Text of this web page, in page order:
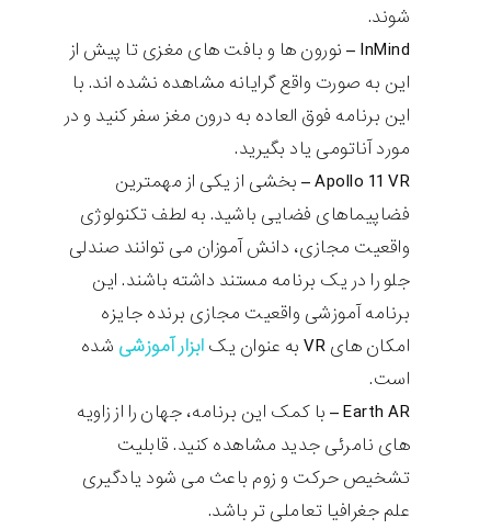
شوند.
InMind – نورون ها و بافت های مغزی تا پیش از
این به صورت واقع گرایانه مشاهده نشده اند. با
این برنامه فوق العاده به درون مغز سفر کنید و در
مورد آناتومی یاد بگیرید.
Apollo 11 VR– بخشی از یکی از مهمترین
فضاپیماهای فضایی باشید. به لطف تکنولوژی
واقعیت مجازی، دانش آموزان می توانند صندلی
جلو را در یک برنامه مستند داشته باشند. این
برنامه آموزشی واقعیت مجازی برنده جایزه
امکان های VR به عنوان یک ابزار آموزشی شده
است.
Earth AR– با کمک این برنامه، جهان را از زاویه
های نامرئی جدید مشاهده کنید. قابلیت
تشخیص حرکت و زوم باعث می شود یادگیری
علم جغرافیا تعاملی تر باشد.